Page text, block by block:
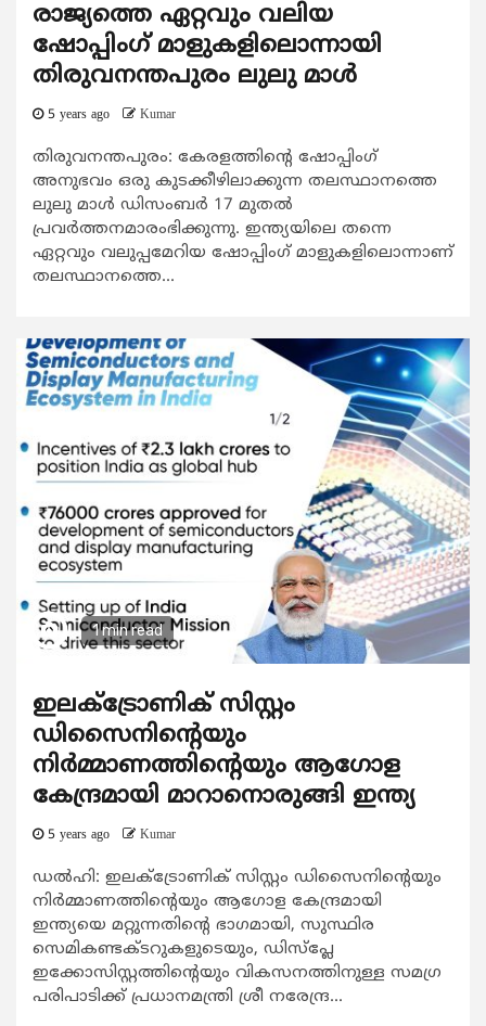
രാജ്യത്തെ ഏറ്റവും വലിയ
ഷോപ്പിംഗ് മാളുകളിലൊന്നായി
തിരുവനന്തപുരം ലുലു മാൾ
5 years ago Kumar
തിരുവനന്തപുരം: കേരളത്തിൻ്റെ ഷോപ്പിംഗ്
അനുഭവം ഒരു കുടക്കീഴിലാക്കുന്ന തലസ്ഥാനത്തെ
ലുലു മാൾ ഡിസംബർ 17 മുതൽ
പ്രവർത്തനമാരംഭിക്കുന്നു. ഇന്ത്യയിലെ തന്നെ
ഏറ്റവും വലുപ്പമേറിയ ഷോപ്പിംഗ് മാളുകളിലൊന്നാണ്
തലസ്ഥാനത്തെ...
1 min read
ഇലക്ട്രോണിക് സിസ്റ്റം
ഡിസൈനിന്റെയും
നിര്‍മ്മാണത്തിന്റെയും ആഗോള
കേന്ദ്രമായി മാറാനൊരുങ്ങി ഇന്ത്യ
5 years ago Kumar
ഡൽഹി: ഇലക്ട്രോണിക് സിസ്റ്റം ഡിസൈനിന്റെയും
നിര്‍മ്മാണത്തിന്റെയും ആഗോള കേന്ദ്രമായി
ഇന്ത്യയെ മറ്റുന്നതിന്റെ ഭാഗമായി, സുസ്ഥിര
സെമികണ്ടക്ടറുകളുടെയും, ഡിസ്പ്ലേ
ഇക്കോസിസ്റ്റത്തിന്റെയും വികസനത്തിനുള്ള സമഗ്ര
പരിപാടിക്ക് പ്രധാനമന്ത്രി ശ്രീ നരേന്ദ്ര...